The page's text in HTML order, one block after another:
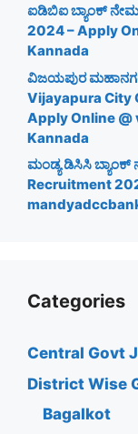
ಐಡಿಬಿಐ ಬ್ಯಾಂಕ್
2024 – Apply
Kannada
ವಿಜಯಪುರ
Vijayapura City
Apply Online
Kannada
ಮಂಡ್ಯ ಡಿಸಿಸಿ ಬ್ಯಾಂಕ್
Recruitment
Categories
Central Govt
District Wise
Bagalkot